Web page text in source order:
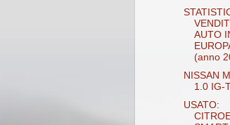
AUTO
(anno
NISSAN
1.0 IG-
USATO: